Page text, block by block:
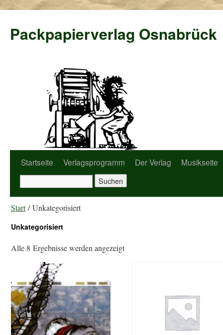
Packpapierverlag Osnabrück
Startseite Verlagsprogramm Der Verlag Musikseite
Start/ Unkategorisiert
Unkategorisiert
Alle 8 Ergebnisse werden angezeigt